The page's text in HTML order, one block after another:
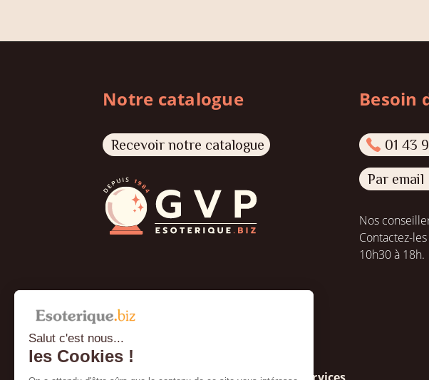
Salut c'est nous...
les Cookies !
Notre catalogue
Recevoir notre catalogue
Besoin
01 43
Par email
Nos
Contactez-
10h30 à 18h.